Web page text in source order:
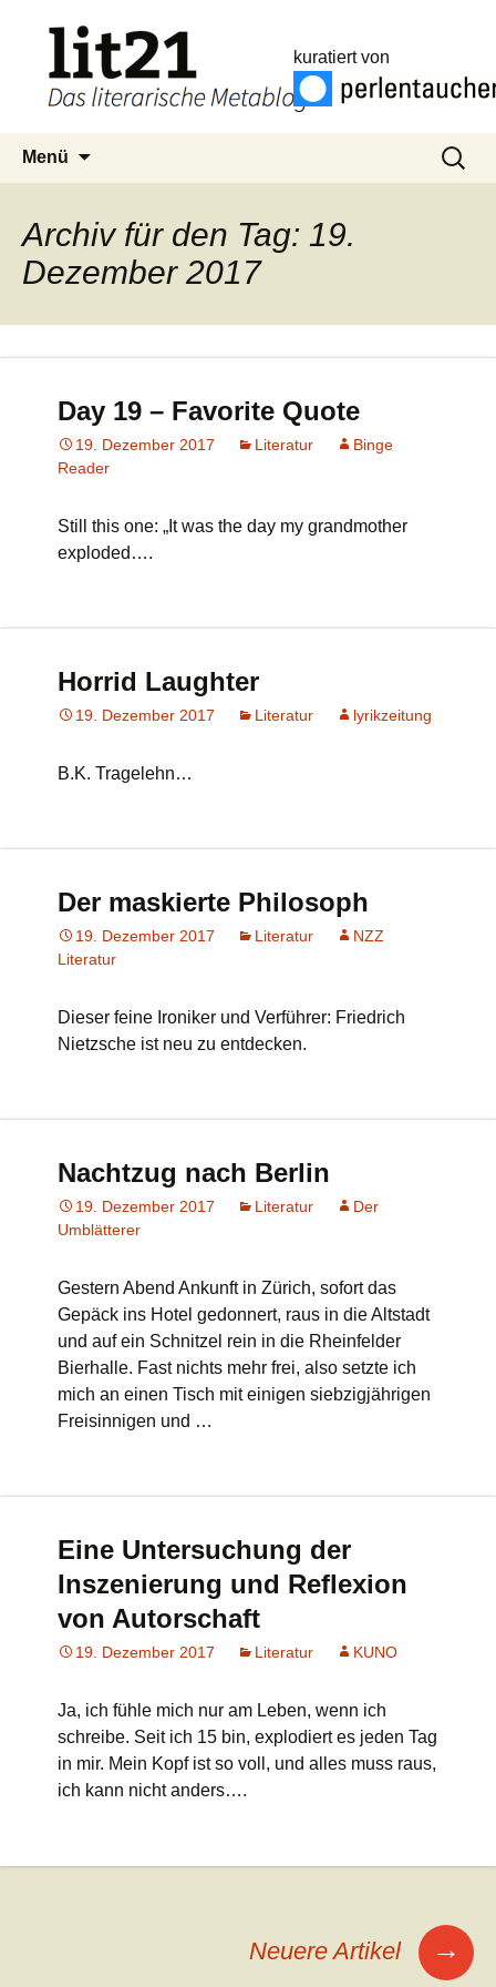
kuratiert von
Menü
Suchen
nach:
Archiv für den Tag: 19.
Dezember 2017
Day 19 – Favorite Quote
19. Dezember 2017 Literatur
Binge
Reader
Still this one: „It was the day my grandmother
exploded….
Horrid Laughter
19. Dezember 2017 Literatur lyrikzeitung
B.K. Tragelehn…
Der maskierte Philosoph
19. Dezember 2017 Literatur
NZZ
Literatur
Dieser feine Ironiker und Verführer: Friedrich
Nietzsche ist neu zu entdecken.
Nachtzug nach Berlin
19. Dezember 2017 Literatur
Der
Umblätterer
Gestern Abend Ankunft in Zürich, sofort das
Gepäck ins Hotel gedonnert, raus in die Altstadt
und auf ein Schnitzel rein in die Rheinfelder
Bierhalle. Fast nichts mehr frei, also setzte ich
mich an einen Tisch mit einigen siebzigjährigen
Freisinnigen und …
Eine Untersuchung der
Inszenierung und Reflexion
von Autorschaft
19. Dezember 2017 Literatur KUNO
Ja, ich fühle mich nur am Leben, wenn ich
schreibe. Seit ich 15 bin, explodiert es jeden Tag
in mir. Mein Kopf ist so voll, und alles muss raus,
ich kann nicht anders….
Neuere Artikel →